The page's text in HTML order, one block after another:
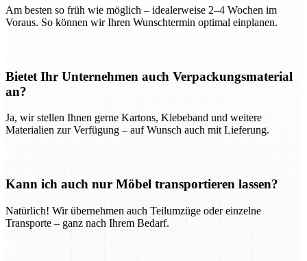
Am besten so früh wie möglich – idealerweise 2–4 Wochen im
Voraus. So können wir Ihren Wunschtermin optimal einplanen.
Bietet Ihr Unternehmen auch Verpackungsmaterial
an?
Ja, wir stellen Ihnen gerne Kartons, Klebeband und weitere
Materialien zur Verfügung – auf Wunsch auch mit Lieferung.
Kann ich auch nur Möbel transportieren lassen?
Natürlich! Wir übernehmen auch Teilumzüge oder einzelne
Transporte – ganz nach Ihrem Bedarf.